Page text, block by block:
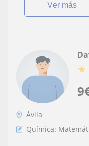
ver más
9
★
Ávila
Química: